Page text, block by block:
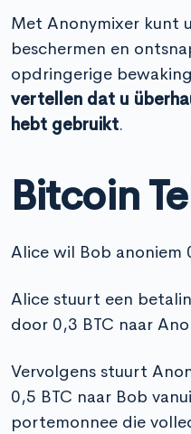
Met Anonymixer kunt
beschermen en
opdringerige
vertellen dat u
hebt gebruikt.
Bitcoin
Alice wil Bob anoniem
Alice stuurt een
door 0,3 BTC naar
Vervolgens stuurt
0,5 BTC naar Bob
portemonnee die